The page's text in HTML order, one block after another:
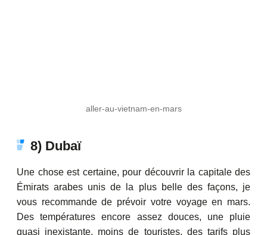
aller-au-vietnam-en-mars
8) Dubaï
Une chose est certaine, pour découvrir la capitale des
Émirats arabes unis de la plus belle des façons, je
vous recommande de prévoir votre voyage en mars.
Des températures encore assez douces, une pluie
quasi inexistante, moins de touristes, des tarifs plus